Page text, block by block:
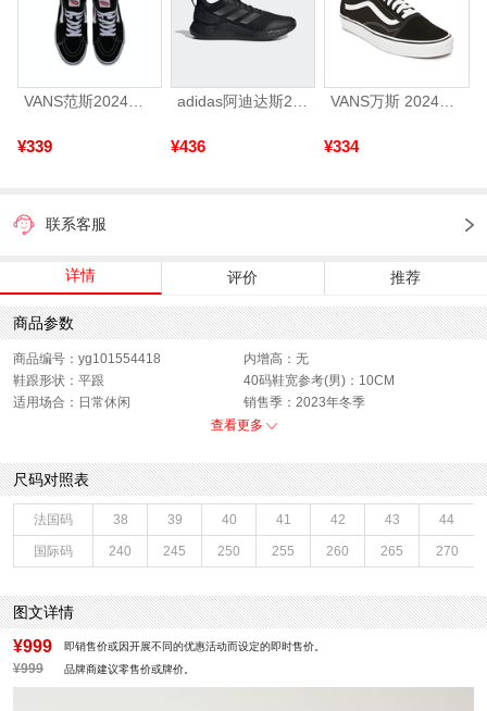
VANS范斯2024中性SK8-HiCL帆布鞋/硫化鞋VN000D5IB8C
¥339 ¥436 ¥334
联系客服
详情 评价 推荐
商品参数
商品编号：yg101554418
内增高：无
鞋跟形状：平跟
40码鞋宽参考(男)：10CM
适用场合：日常休闲
销售季：2023年冬季
鞋帮：低帮
色系：黑色
鞋类流行款式：商务正装鞋
流行元素：纯色
厂家地址：江苏省盐城市
闭合方式：系带
款式季节：冬季
鞋垫材质：猪皮革
执行标准：皮鞋 QB/T1002-2015
风格分类：正装皮鞋
鞋头款式：圆头
制鞋工艺：胶贴皮鞋
跟高数值：3.5CM
性别：男子
皮质特征：头层皮
里料材质：猪皮革,织物面料
所在区域：电子商务
跟高范围：中跟鞋（3-5CM）
生产/经销/进口厂家：江苏新森达鞋业
查看更多
尺码对照表
法国码 38 39 40 41 42 43 44
国际码 240 245 250 255 260 265 270
图文详情
¥999 即销售价或因开展不同的优惠活动而设定的即时售价。
¥999 品牌商建议零售价或牌价。